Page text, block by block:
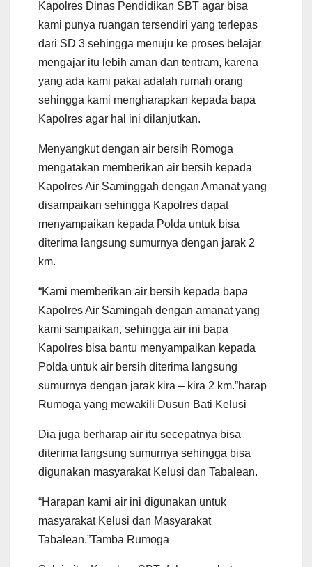
Kapolres Dinas Pendidikan SBT agar bisa
kami punya ruangan tersendiri yang terlepas
dari SD 3 sehingga menuju ke proses belajar
mengajar itu lebih aman dan tentram, karena
yang ada kami pakai adalah rumah orang
sehingga kami mengharapkan kepada bapa
Kapolres agar hal ini dilanjutkan.
Menyangkut dengan air bersih Romoga
mengatakan memberikan air bersih kepada
Kapolres Air Saminggah dengan Amanat yang
disampaikan sehingga Kapolres dapat
menyampaikan kepada Polda untuk bisa
diterima langsung sumurnya dengan jarak 2
km.
“Kami memberikan air bersih kepada bapa
Kapolres Air Samingah dengan amanat yang
kami sampaikan, sehingga air ini bapa
Kapolres bisa bantu menyampaikan kepada
Polda untuk air bersih diterima langsung
sumurnya dengan jarak kira – kira 2 km.”harap
Rumoga yang mewakili Dusun Bati Kelusi
Dia juga berharap air itu secepatnya bisa
diterima langsung sumurnya sehingga bisa
digunakan masyarakat Kelusi dan Tabalean.
“Harapan kami air ini digunakan untuk
masyarakat Kelusi dan Masyarakat
Tabalean.”Tamba Rumoga